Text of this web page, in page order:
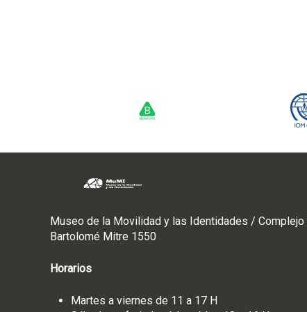
Museo de la Movilidad y las Identidades /
Bartolomé Mitre 1550
Horarios
Martes a viernes de 11 a 17 H